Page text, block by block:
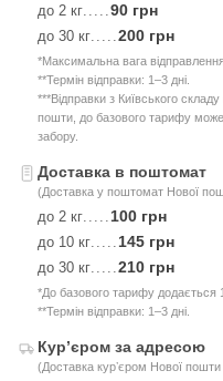
до 2 кг.....90 грн
до 30 кг.....200 грн
*Максимальна вага
**Термін відправки: 1–3 дні.
***Відправки з Київського
пошти, до базового тарифу може
забору.
Доставка в поштомат
(Доставка у поштомат Нової
до 2 кг.....100 грн
до 10 кг.....145 грн
до 30 кг.....210 грн
*До базового тарифу додається
**Термін відправки: 1–3 дні.
Курʼєром за адресою
(Доставка курʼєром Нової пошти